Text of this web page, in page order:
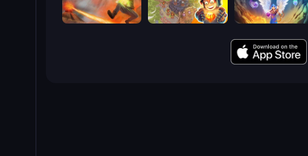
Cursed Treasure Cursed Treasure 2
Cursed Treasure 1.5